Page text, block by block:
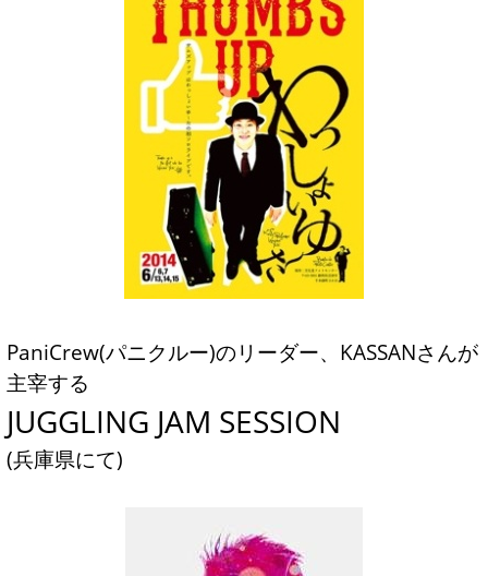
PaniCrew(パニクルー)のリーダー、KASSANさんが
主宰する
JUGGLING JAM SESSION
(兵庫県にて)